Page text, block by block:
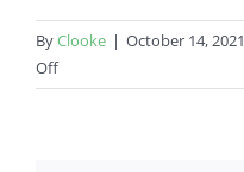
ByClooke | October 14, 2021
Offon
Jual